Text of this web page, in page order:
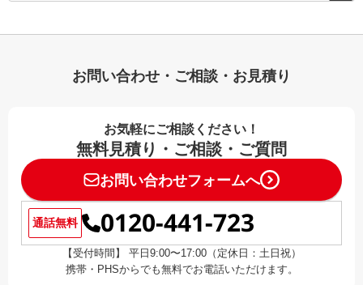
お問い合わせ・ご相談・お見積り
お気軽にご相談ください！
無料見積り・ご相談・ご質問
お問い合わせフォームへ
通話無料 0120-441-723
【受付時間】 平日9:00〜17:00（定休日：土日祝）
携帯・PHSからでも無料でお電話いただけます。